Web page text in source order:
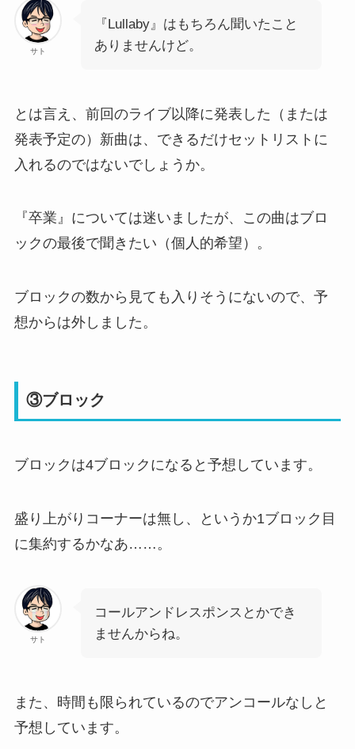
サト
『Lullaby』はもちろん聞いたこと
ありませんけど。
とは言え、前回のライブ以降に発表した（または
発表予定の）新曲は、できるだけセットリストに
入れるのではないでしょうか。
『卒業』については迷いましたが、この曲はブロ
ックの最後で聞きたい（個人的希望）。
ブロックの数から見ても入りそうにないので、予
想からは外しました。
③ブロック
ブロックは4ブロックになると予想しています。
盛り上がりコーナーは無し、というか1ブロック目
に集約するかなあ……。
サト
コールアンドレスポンスとかでき
ませんからね。
また、時間も限られているのでアンコールなしと
予想しています。